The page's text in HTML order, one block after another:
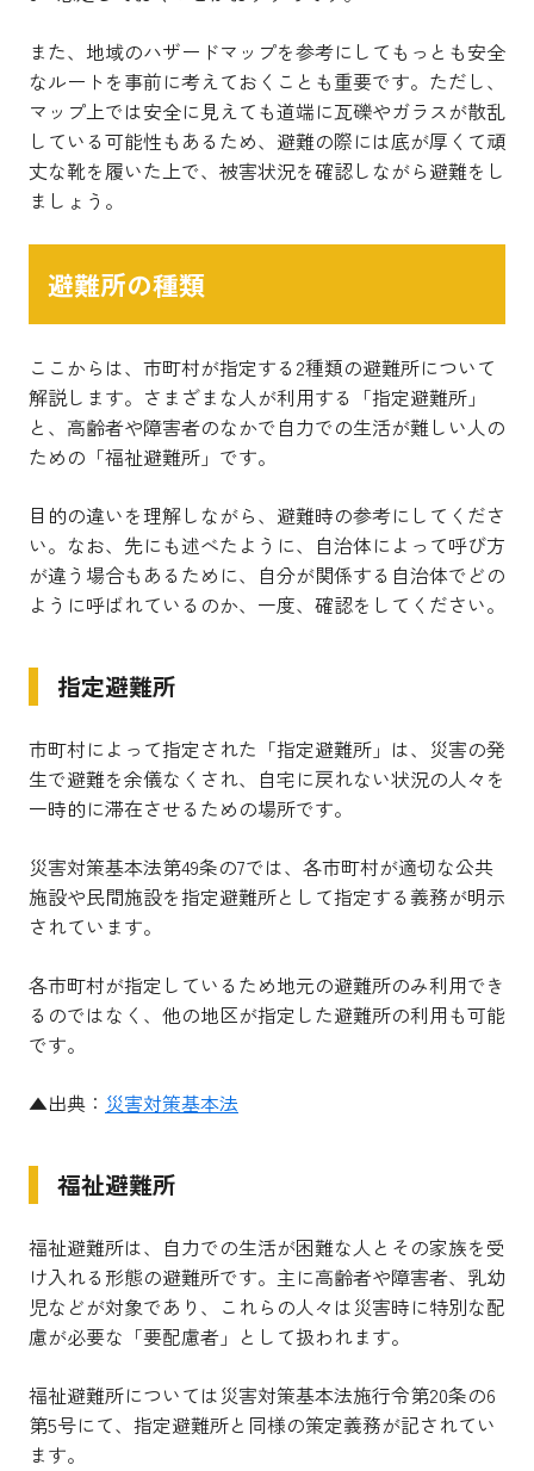
また、地域のハザードマップを参考にしてもっとも安全
なルートを事前に考えておくことも重要です。ただし、
マップ上では安全に見えても道端に瓦礫やガラスが散乱
している可能性もあるため、避難の際には底が厚くて頑
丈な靴を履いた上で、被害状況を確認しながら避難をし
ましょう。
避難所の種類
ここからは、市町村が指定する2種類の避難所について
解説します。さまざまな人が利用する「指定避難所」
と、高齢者や障害者のなかで自力での生活が難しい人の
ための「福祉避難所」です。
目的の違いを理解しながら、避難時の参考にしてくださ
い。なお、先にも述べたように、自治体によって呼び方
が違う場合もあるために、自分が関係する自治体でどの
ように呼ばれているのか、一度、確認をしてください。
指定避難所
市町村によって指定された「指定避難所」は、災害の発
生で避難を余儀なくされ、自宅に戻れない状況の人々を
一時的に滞在させるための場所です。
災害対策基本法第49条の7では、各市町村が適切な公共
施設や民間施設を指定避難所として指定する義務が明示
されています。
各市町村が指定しているため地元の避難所のみ利用でき
るのではなく、他の地区が指定した避難所の利用も可能
です。
▲出典： 災害対策基本法
福祉避難所
福祉避難所は、自力での生活が困難な人とその家族を受
け入れる形態の避難所です。主に高齢者や障害者、乳幼
児などが対象であり、これらの人々は災害時に特別な配
慮が必要な「要配慮者」として扱われます。
福祉避難所については災害対策基本法施行令第20条の6
第5号にて、指定避難所と同様の策定義務が記されてい
ます。